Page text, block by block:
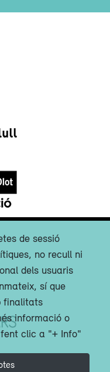
de sessió
no recull ni
dels usuaris
sí que
finalitats
informació o
clic a "+ Info"